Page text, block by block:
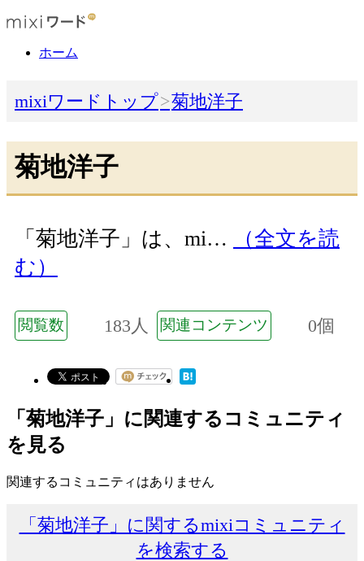
ホーム
mixiワードトップ 菊地洋子
菊地洋子
「菊地洋子」は、mi…
（全文を読
む）
閲覧数 183人 関連コンテンツ 0個
「菊地洋子」に関連するコミュニティ
を見る
関連するコミュニティはありません
「菊地洋子」に関するmixiコミュニティ
を検索する